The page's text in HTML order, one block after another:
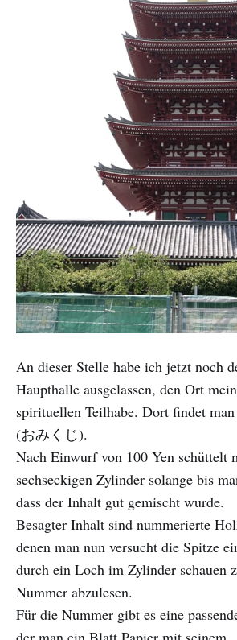
An dieser Stelle habe ich jetzt noch
Haupthalle ausgelassen, den Ort
spirituellen Teilhabe. Dort findet
(おみくじ).
Nach Einwurf von 100 Yen schüttelt
sechseckigen Zylinder solange bis
dass der Inhalt gut gemischt wurde.
Besagter Inhalt sind nummerierte
denen man nun versucht die Spitze
durch ein Loch im Zylinder schauen
Nummer abzulesen.
Für die Nummer gibt es eine